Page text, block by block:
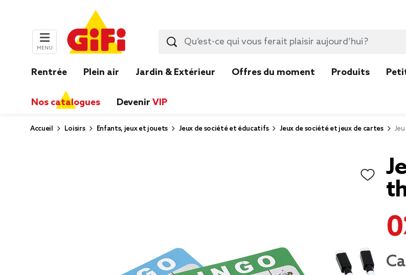
MENU
Rentrée Plein air Jardin & Extérieur Offres du moment Produits
Nos catalogues Devenir VIP
Accueil Loisirs Enfants, jeux et jouets Jeux de société et éducatifs Jeux de société et jeux de cartes
0,42